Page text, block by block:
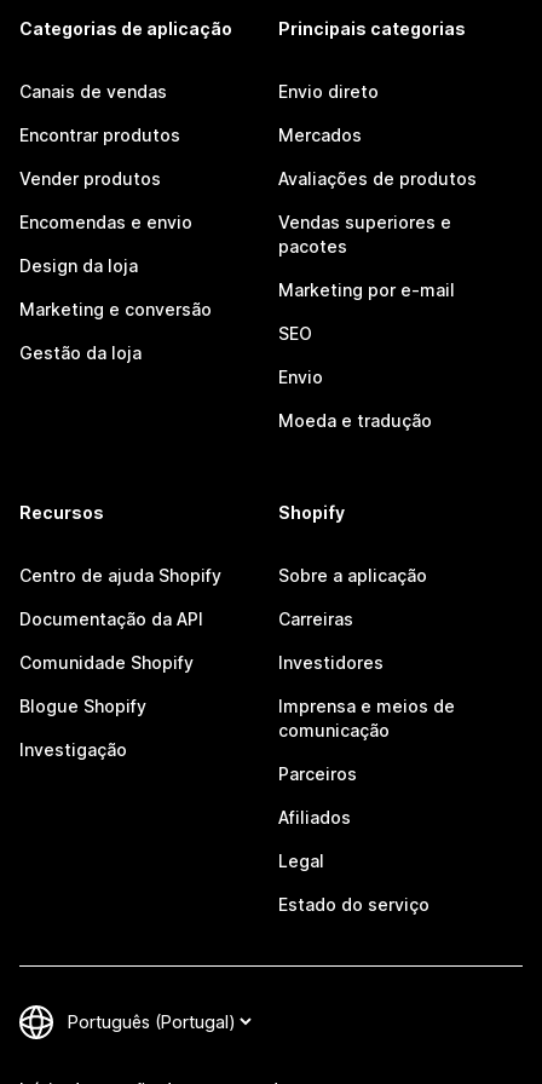
Categorias de aplicação
Canais de vendas
Encontrar produtos
Vender produtos
Encomendas e envio
Design da loja
Marketing e conversão
Gestão da loja
Principais categorias
Envio direto
Mercados
Avaliações de produtos
Vendas superiores e
pacotes
Marketing por e-mail
SEO
Envio
Moeda e tradução
Recursos
Centro de ajuda Shopify
Documentação da API
Comunidade Shopify
Blogue Shopify
Investigação
Shopify
Sobre a aplicação
Carreiras
Investidores
Imprensa e meios de
comunicação
Parceiros
Afiliados
Legal
Estado do serviço